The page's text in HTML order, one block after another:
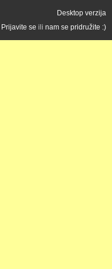
Desktop verzija
Prijavite se ili nam se pridružite :)